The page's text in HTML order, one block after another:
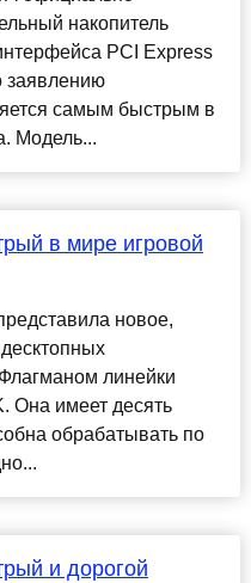
накопитель
PCI Express
заявлению
самым быстрым в
Модель...
в мире игровой
новое,
линейки
Она имеет десять
обрабатывать по
и дорогой